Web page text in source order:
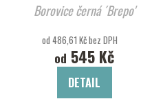
Borovice černá ´Brepo'
od 486,61 Kč bez DPH
od 545 Kč
DETAIL